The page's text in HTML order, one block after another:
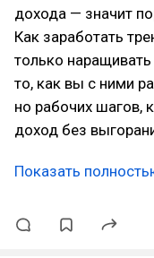
дохода — значит
Как заработать
только
то, как вы с ними
но рабочих шагов,
доход без
Показать